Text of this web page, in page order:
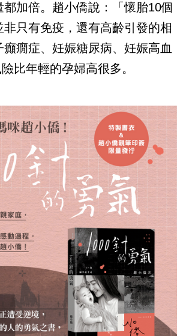
都加倍。趙小僑說：「懷胎10個
非只有免疫，還有高齡引發的相
癲癇症、妊娠糖尿病、妊娠高血
比年輕的孕婦高很多。